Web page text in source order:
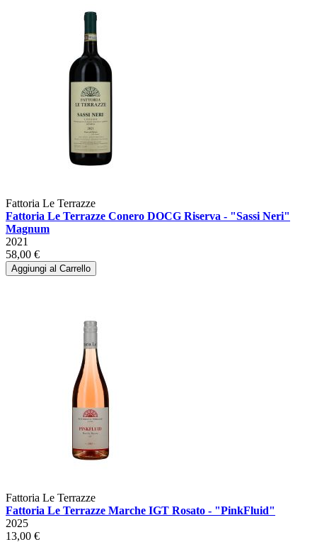
Fattoria Le Terrazze
Fattoria Le Terrazze Conero DOCG Riserva - "Sassi Neri"
Magnum
2021
58,00 €
Aggiungi al Carrello
Fattoria Le Terrazze
Fattoria Le Terrazze Marche IGT Rosato - "PinkFluid"
2025
13,00 €